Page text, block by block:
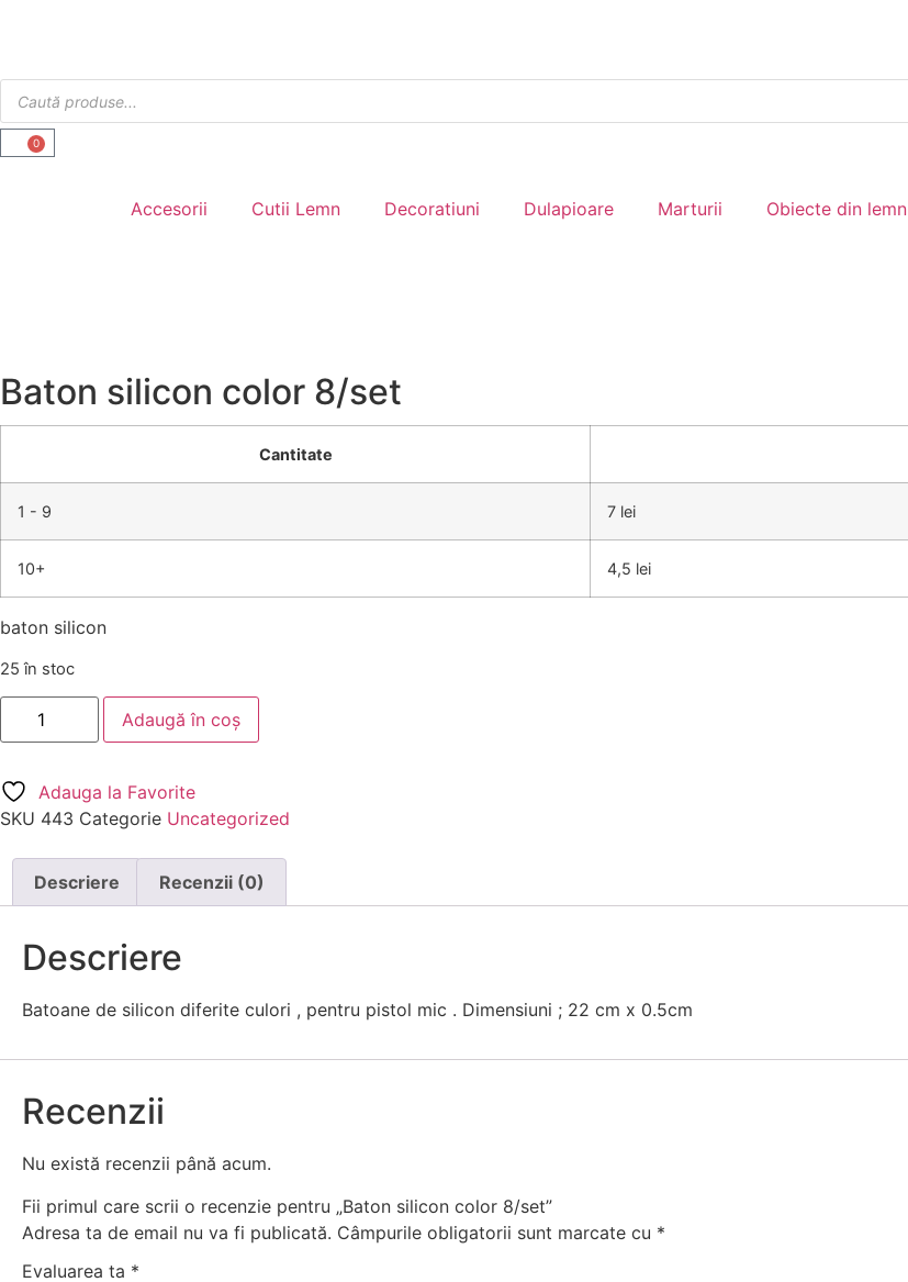
0
Accesorii Cutii Lemn Decoratiuni Dulapioare Marturii Obiecte din lemn
Baton silicon color 8/set
Cantitate
1 - 9 7 lei
10+ 4,5 lei
baton silicon
25 în stoc
Adaugă în coș
Adauga la Favorite
SKU 443 Categorie Uncategorized
Descriere Recenzii (0)
Descriere
Batoane de silicon diferite culori , pentru pistol mic . Dimensiuni ; 22 cm x 0.5cm
Recenzii
Nu există recenzii până acum.
Fii primul care scrii o recenzie pentru „Baton silicon color 8/set”
Adresa ta de email nu va fi publicată. Câmpurile obligatorii sunt marcate cu *
Evaluarea ta *